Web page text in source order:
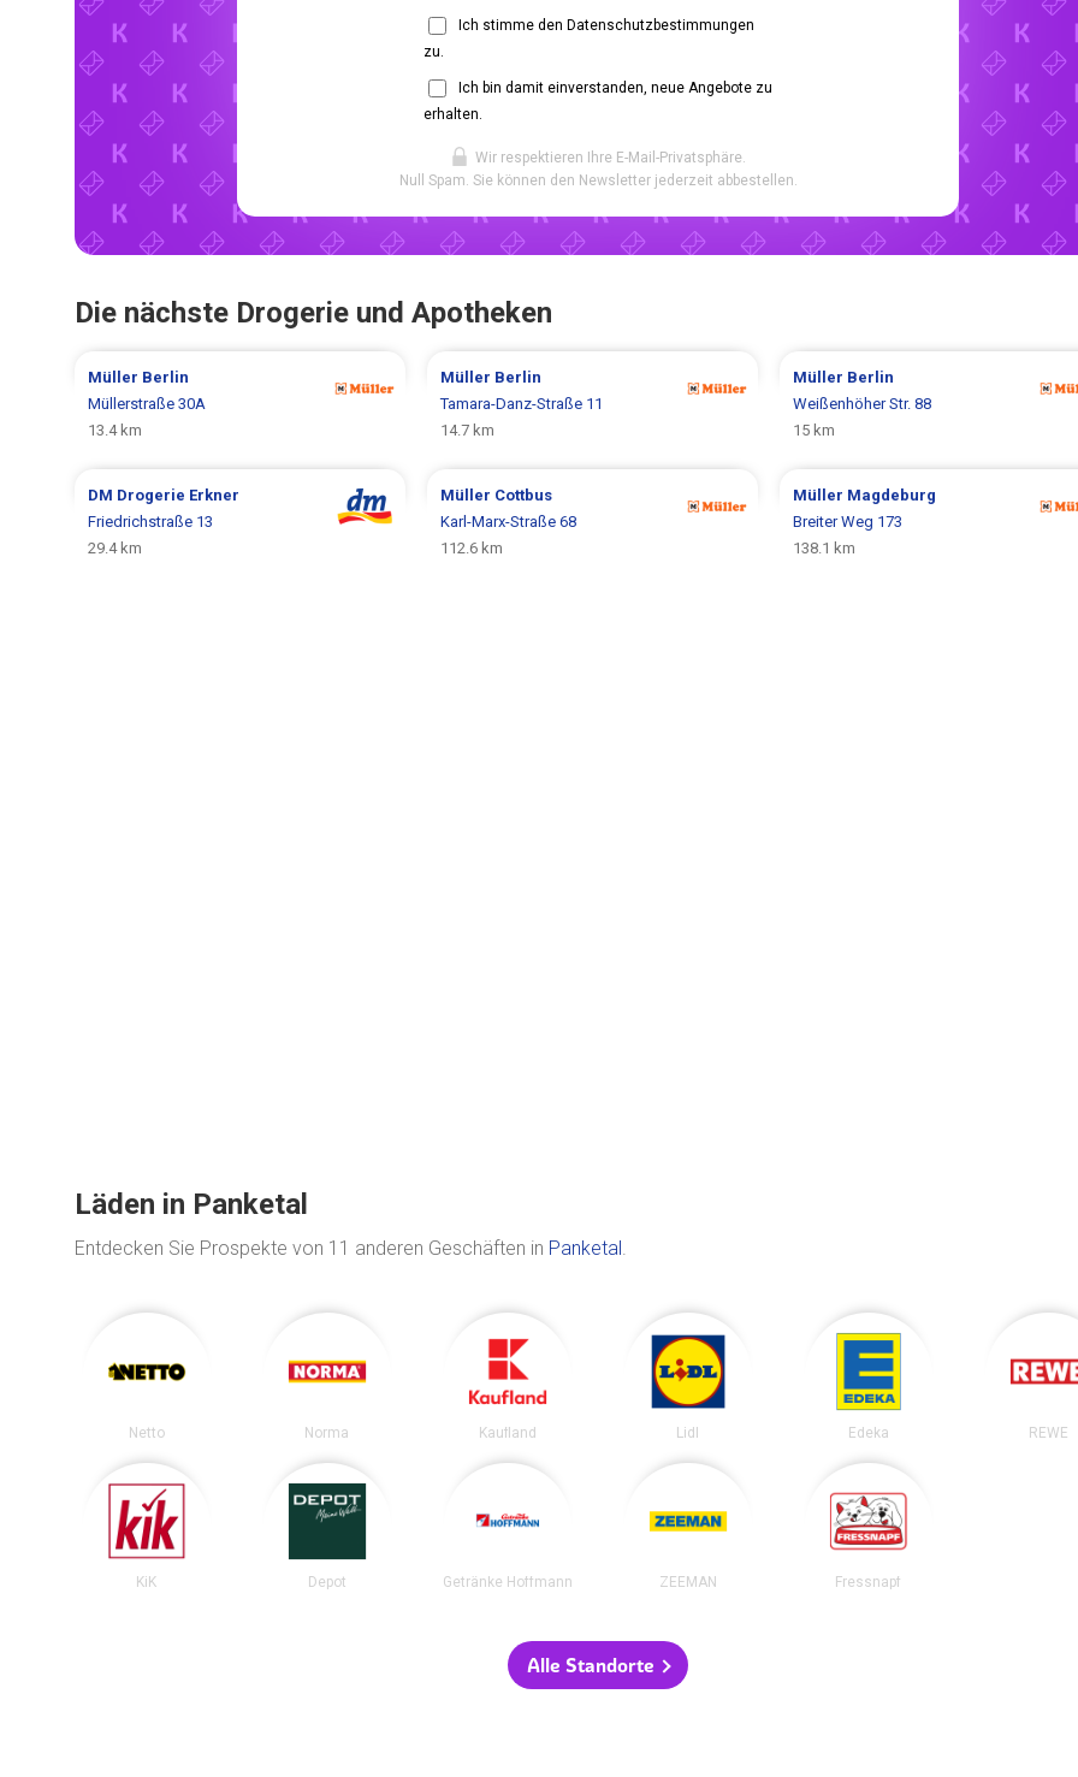
Ich stimme den Datenschutzbestimmungen
zu.
Ich bin damit einverstanden, neue Angebote zu
erhalten.
Wir respektieren Ihre E-Mail-Privatsphäre.
Null Spam. Sie können den Newsletter jederzeit abbestellen.
Die nächste Drogerie und Apotheken
Müller Berlin
Müllerstraße 30A
13.4 km
Müller Berlin
Tamara-Danz-Straße 11
14.7 km
Müller Berlin
Weißenhöher Str. 88
15 km
DM Drogerie Erkner
Friedrichstraße 13
29.4 km
Müller Cottbus
Karl-Marx-Straße 68
112.6 km
Müller Magdeburg
Breiter Weg 173
138.1 km
Läden in Panketal
Entdecken Sie Prospekte von 11 anderen Geschäften in Panketal .
Netto Norma Kaufland Lidl Edeka REWE
KiK Depot Getränke Hoffmann ZEEMAN Fressnapf
Alle Standorte